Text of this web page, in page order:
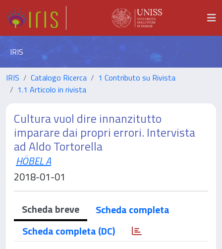
IRIS
IRIS Catalogo Ricerca
1 Contributo su Rivista
1.1 Articolo in rivista
Cultura vuol dire innanzitutto
imparare dai propri errori. Intervista
ad Aldo Tortorella
HÖBEL A
2018-01-01
Scheda breve
Scheda completa
Scheda completa (DC)